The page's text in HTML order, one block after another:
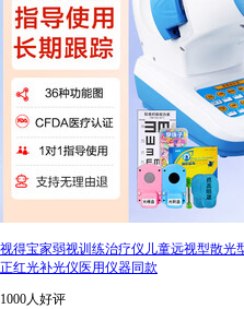
视得宝家弱视训练治疗仪儿童远视型散
正红光补光仪医用仪器同款
1000人好评